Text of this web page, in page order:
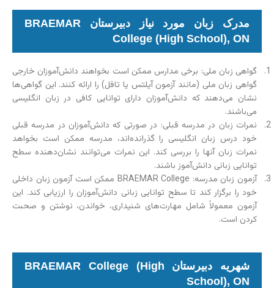
مدرک زبان مورد نیاز دبیرستان BRAEMAR
College (High School), ON
گواهی زبان ملی: برخی مدارس ممکن است بخواهند دانش‌آموزان خارجی
گواهی زبان ملی (مانند آزمون آیلتس یا تافل) را ارائه کنند. این گواهی‌ها
نشان می‌دهند که دانش‌آموزان دارای توانایی کافی در زبان انگلیسی
می‌باشند.
نمرات زبان در مدرسه قبلی: در صورتی که دانش‌آموزان در مدرسه قبلی
خود درس زبان انگلیسی را گذرانده‌اند، مدرسه ممکن است بخواهد
نمرات زبان آنها را بررسی کند. این نمرات می‌توانند نشان‌دهنده سطح
توانایی زبانی دانش‌آموز باشند.
آزمون زبان مدرسه: BRAEMAR College ممکن است آزمون زبان داخلی
خود را برگزار کند تا سطح توانایی زبانی دانش‌آموزان را ارزیابی کند. این
آزمون معمولاً شامل مهارت‌های شنیداری، خواندن، نوشتن و صحبت
کردن است.
شهریه دبیرستان BRAEMAR College (High
School), ON